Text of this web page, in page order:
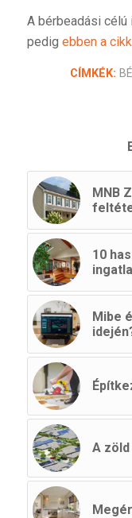
A bérbeadási célú
pedig ebben a
CÍMKÉK:
MNB
10
Mibe
A